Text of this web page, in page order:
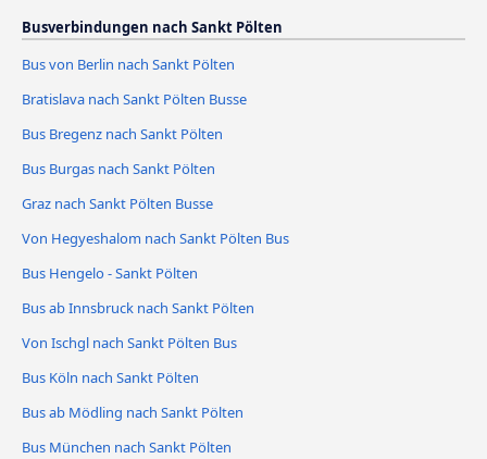
Busverbindungen nach Sankt Pölten
Bus von Berlin nach Sankt Pölten
Bratislava nach Sankt Pölten Busse
Bus Bregenz nach Sankt Pölten
Bus Burgas nach Sankt Pölten
Graz nach Sankt Pölten Busse
Von Hegyeshalom nach Sankt Pölten Bus
Bus Hengelo - Sankt Pölten
Bus ab Innsbruck nach Sankt Pölten
Von Ischgl nach Sankt Pölten Bus
Bus Köln nach Sankt Pölten
Bus ab Mödling nach Sankt Pölten
Bus München nach Sankt Pölten